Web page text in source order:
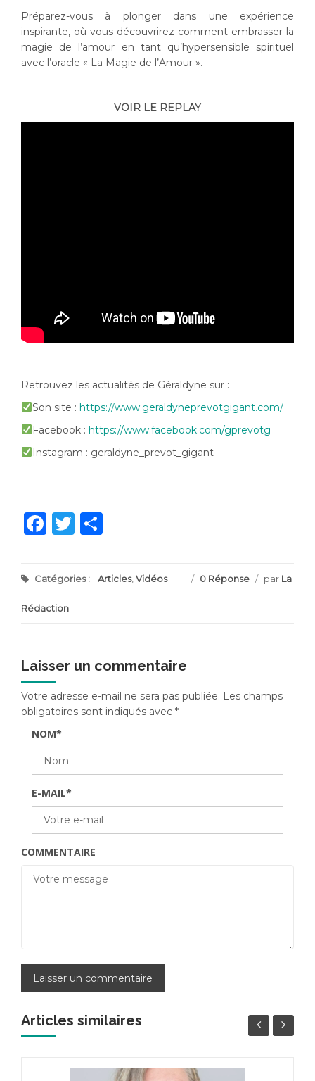
Préparez-vous à plonger dans une expérience
inspirante, où vous découvrirez comment embrasser la
magie de l’amour en tant qu’hypersensible spirituel
avec l’oracle « La Magie de l’Amour ».
VOIR LE REPLAY
Retrouvez les actualités de Géraldyne sur :
Son site : https://www.geraldyneprevotgigant.com/
Facebook : https://www.facebook.com/gprevotg
Instagram : geraldyne_prevot_gigant
Facebook
Twitter
Catégories : Articles, Vidéos / 0 Réponse / par La
Rédaction
Laisser un commentaire
Votre adresse e-mail ne sera pas publiée. Les champs
obligatoires sont indiqués avec *
NOM*
E-MAIL*
COMMENTAIRE
Articles similaires